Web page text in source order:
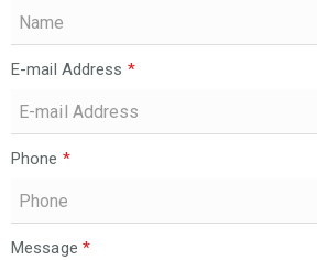
E-mail Address *
Phone *
Message *